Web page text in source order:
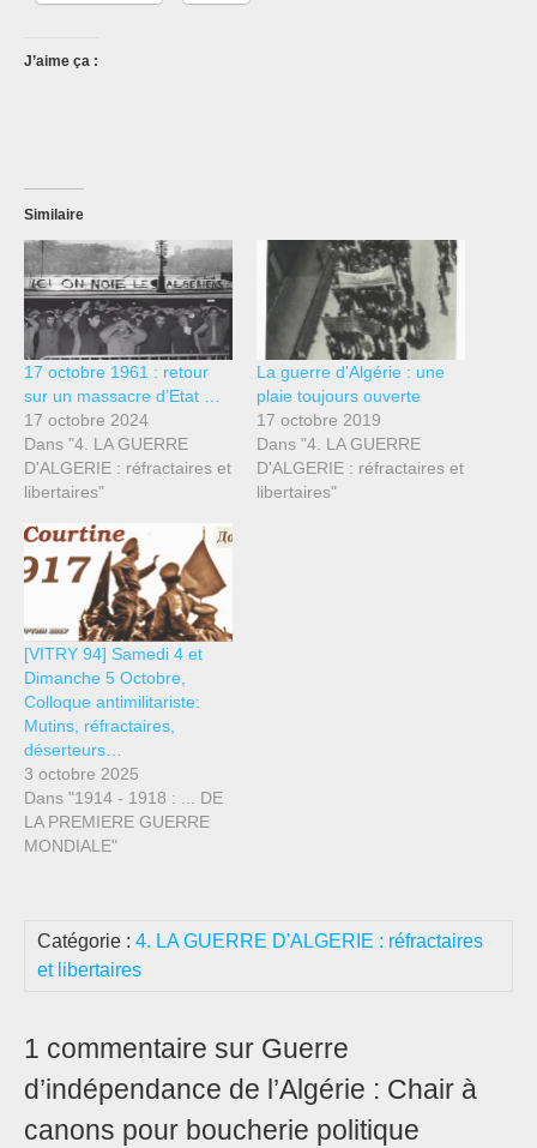
J’aime ça :
Similaire
17 octobre 1961 : retour
sur un massacre d’Etat …
17 octobre 2024
Dans "4. LA GUERRE
D'ALGERIE : réfractaires et
libertaires"
La guerre d’Algérie : une
plaie toujours ouverte
17 octobre 2019
Dans "4. LA GUERRE
D'ALGERIE : réfractaires et
libertaires"
[VITRY 94] Samedi 4 et
Dimanche 5 Octobre,
Colloque antimilitariste:
Mutins, réfractaires,
déserteurs…
3 octobre 2025
Dans "1914 - 1918 : ... DE
LA PREMIERE GUERRE
MONDIALE"
Catégorie : 4. LA GUERRE D'ALGERIE : réfractaires
et libertaires
1 commentaire sur Guerre
d’indépendance de l’Algérie : Chair à
canons pour boucherie politique